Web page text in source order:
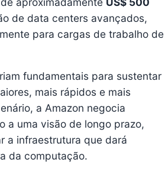
de data centers avançados,
para cargas de trabalho de
fundamentais para sustentar
mais rápidos e mais
a Amazon negocia
a uma visão de longo prazo,
a infraestrutura que dará
da computação.